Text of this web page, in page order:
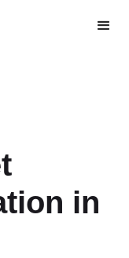
in